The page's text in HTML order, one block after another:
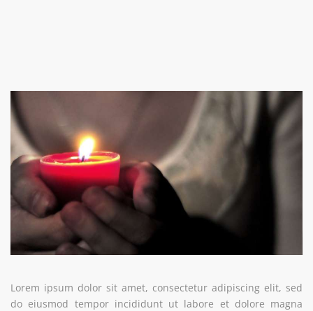
Lorem ipsum dolor sit amet, consectetur adipiscing elit, sed
do eiusmod tempor incididunt ut labore et dolore magna